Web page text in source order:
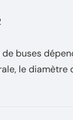
buses
le